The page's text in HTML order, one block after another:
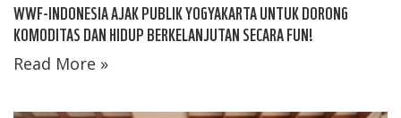
WWF-INDONESIA AJAK PUBLIK YOGYAKARTA UNTUK DORONG
KOMODITAS DAN HIDUP BERKELANJUTAN SECARA FUN!
Read More »